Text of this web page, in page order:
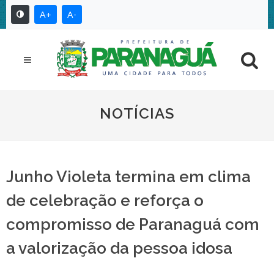
A+ A-
NOTÍCIAS
Junho Violeta termina em clima
de celebração e reforça o
compromisso de Paranaguá com
a valorização da pessoa idosa